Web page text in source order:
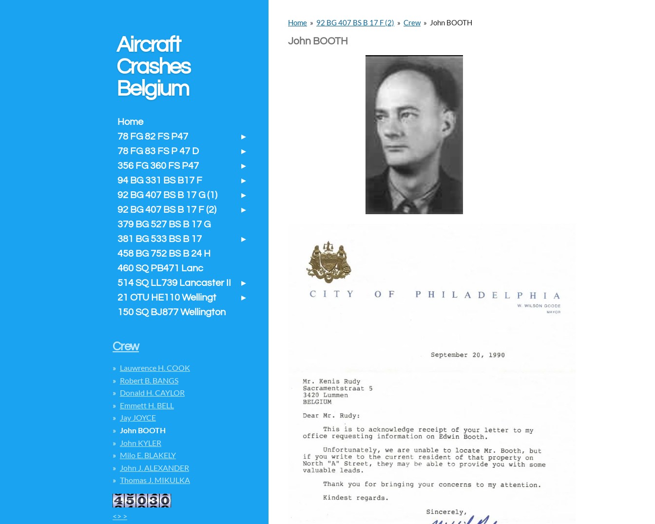
Home » 92 BG 407 BS B 17 F (2) » Crew » John BOOTH
John BOOTH
Aircraft
Crashes
Belgium
Home
78 FG 82 FS P47
78 FG 83 FS P 47 D
356 FG 360 FS P47
94 BG 331 BS B17 F
92 BG 407 BS B 17 G (1)
92 BG 407 BS B 17 F (2)
379 BG 527 BS B 17 G
381 BG 533 BS B 17
458 BG 752 BS B 24 H
460 SQ PB471 Lanc
514 SQ LL739 Lancaster II
21 OTU HE110 Wellingt
150 SQ BJ877 Wellington
Crew
Lauwrence H. COOK
Robert B. BANGS
Donald H. CAYLOR
Emmett H. BELL
Jay JOYCE
John BOOTH
John KYLER
Milo E. BLAKELY
John J. ALEXANDER
Thomas J. MIKULKA
<> >